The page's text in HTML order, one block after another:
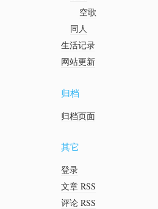
空歌
同人
生活记录
网站更新
归档
归档页面
其它
登录
文章 RSS
评论 RSS